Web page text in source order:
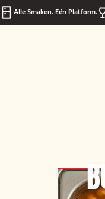
Alle Smaken. Eén Platform.